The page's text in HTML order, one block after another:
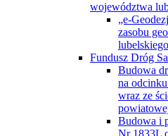
województwa
„e-
zasobu
Fundusz Dróg
Budowa
na
wraz ze
Budowa i
Nr 1833L